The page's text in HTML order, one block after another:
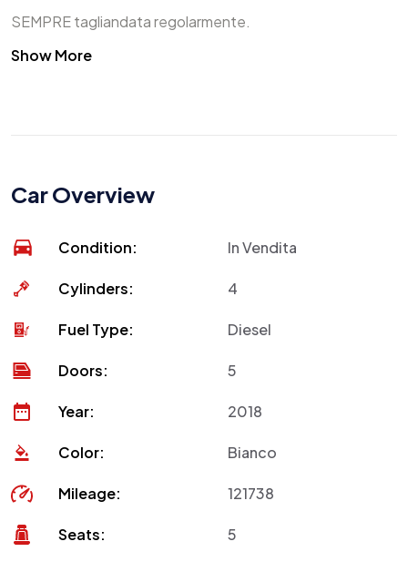
SEMPRE tagliandata regolarmente.
Show More
Car Overview
Condition: In Vendita
Cylinders: 4
Fuel Type: Diesel
Doors: 5
Year: 2018
Color: Bianco
Mileage: 121738
Seats: 5